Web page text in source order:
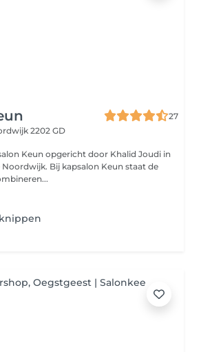
27
2202 GD
Keun opgericht door Khalid Joudi in
Bij kapsalon Keun staat de